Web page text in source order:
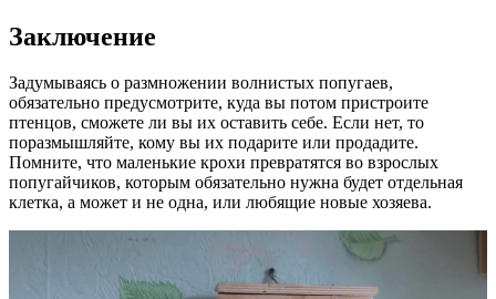
Заключение
Задумываясь о размножении волнистых попугаев,
обязательно предусмотрите, куда вы потом пристроите
птенцов, сможете ли вы их оставить себе. Если нет, то
поразмышляйте, кому вы их подарите или продадите.
Помните, что маленькие крохи превратятся во взрослых
попугайчиков, которым обязательно нужна будет отдельная
клетка, а может и не одна, или любящие новые хозяева.